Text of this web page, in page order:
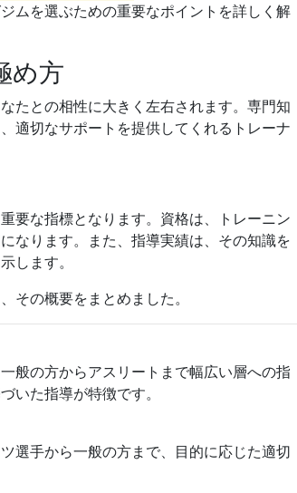
ムを選ぶための重要なポイントを詳しく解
め方
たとの相性に大きく左右されます。専門知
適切なサポートを提供してくれるトレーナ
要な指標となります。資格は、トレーニン
なります。また、指導実績は、その知識を
します。
その概要をまとめました。
般の方からアスリートまで幅広い層への指
いた指導が特徴です。
選手から一般の方まで、目的に応じた適切